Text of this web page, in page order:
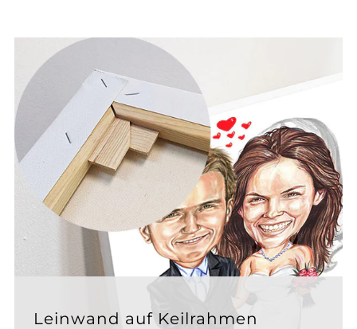
Leinwand auf Keilrahmen